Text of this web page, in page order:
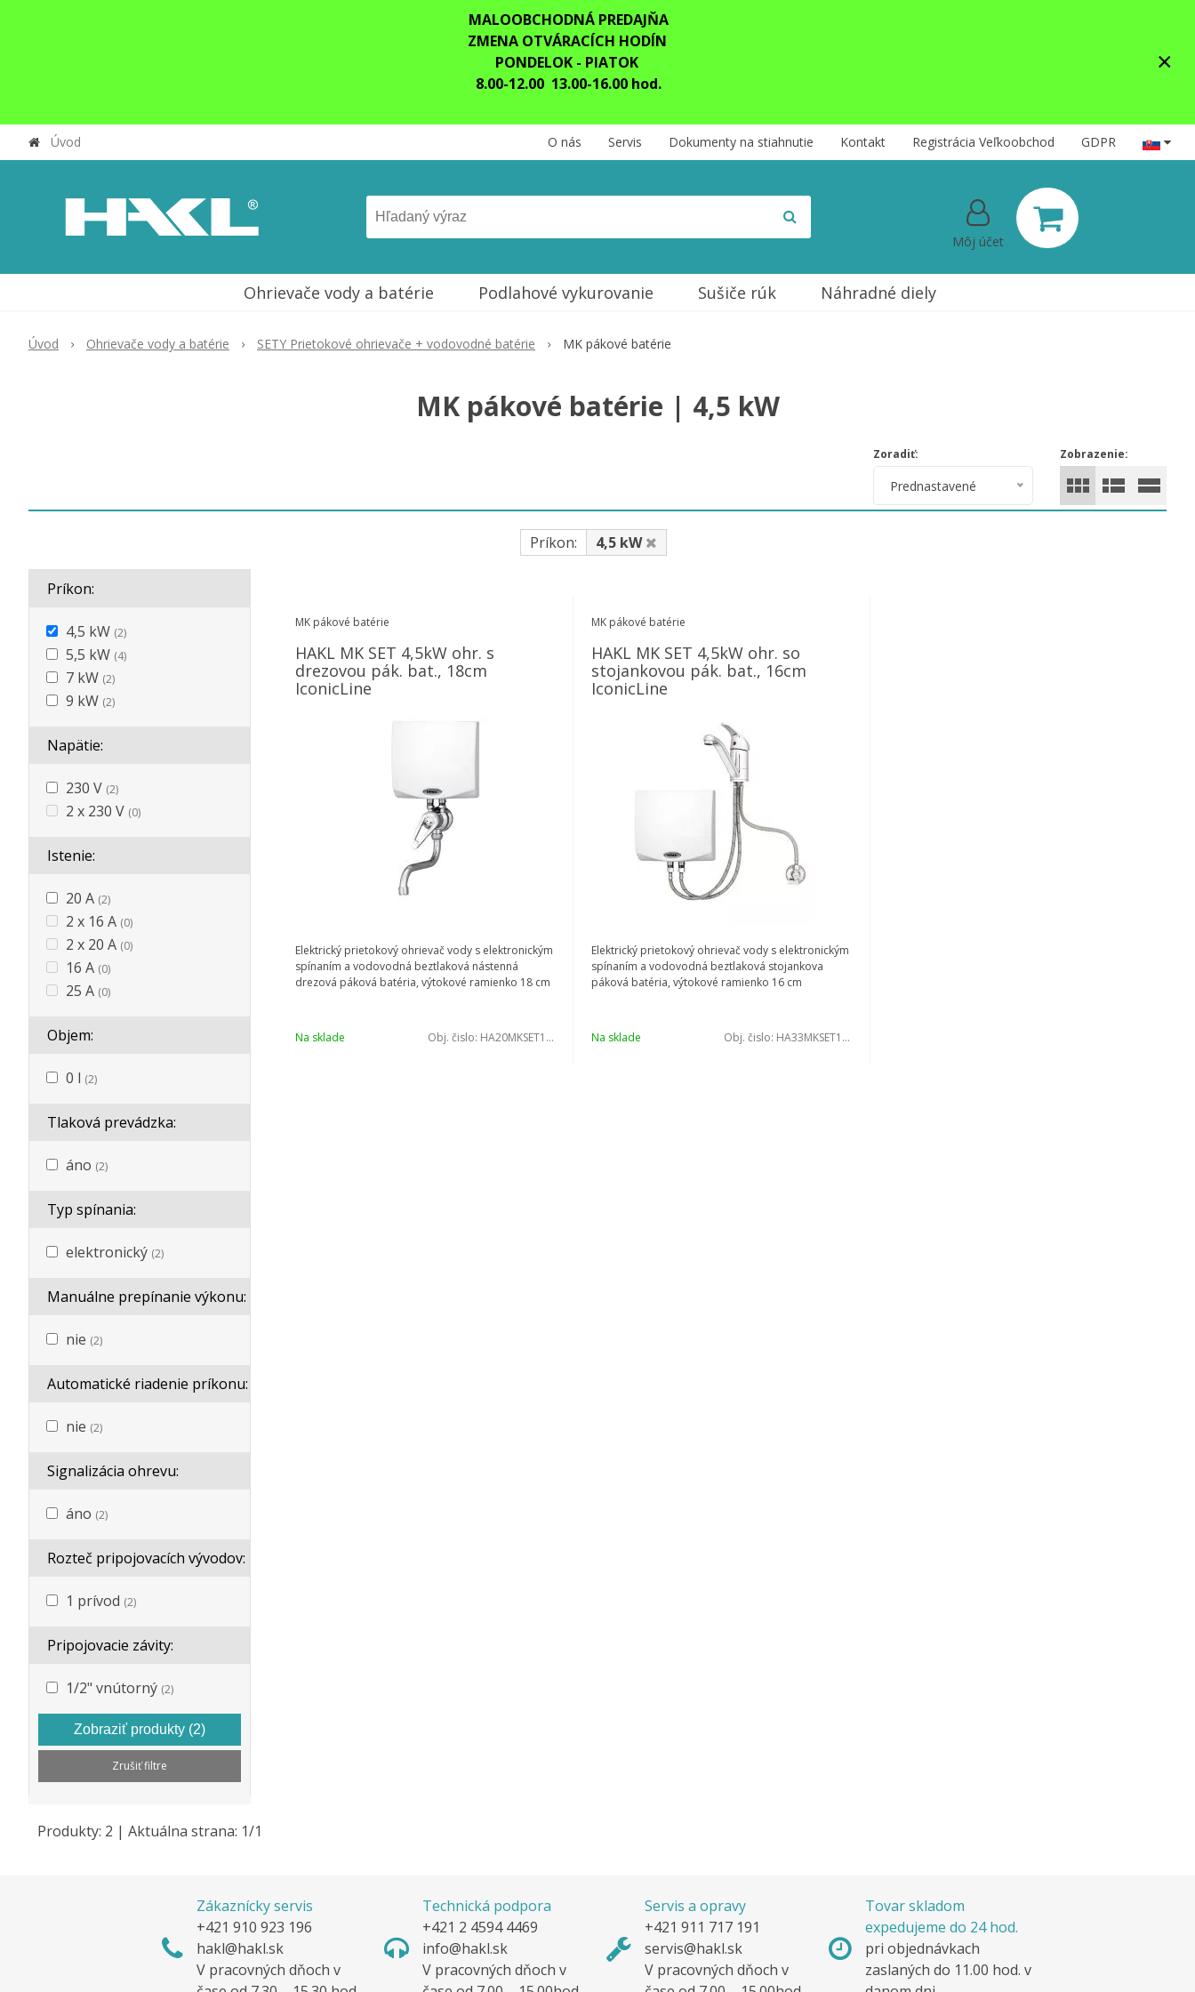
MALOOBCHODNÁ PREDAJŇA
ZMENA OTVÁRACÍCH HODÍN
PONDELOK - PIATOK
8.00-12.00 13.00-16.00 hod.
×
Úvod O nás Servis Dokumenty na stiahnutie Kontakt Registrácia Veľkoobchod GDPR
Môj účet
Ohrievače vody a batérie Podlahové vykurovanie Sušiče rúk Náhradné diely
Úvod Ohrievače vody a batérie SETY Prietokové ohrievače + vodovodné batérie MK pákové batérie
MK pákové batérie | 4,5 kW
Zobrazenie:
Zoradiť:
Prednastavené
Príkon: 4,5 kW
Príkon:
4,5 kW (2)
5,5 kW (4)
7 kW (2)
9 kW (2)
Napätie:
230 V (2)
2 x 230 V (0)
Istenie:
20 A (2)
2 x 16 A (0)
2 x 20 A (0)
16 A (0)
25 A (0)
Objem:
0 l (2)
Tlaková prevádzka:
áno (2)
Typ spínania:
elektronický (2)
Manuálne prepínanie výkonu:
nie (2)
Automatické riadenie príkonu:
nie (2)
Signalizácia ohrevu:
áno (2)
Rozteč pripojovacích vývodov:
1 prívod (2)
Pripojovacie závity:
1/2" vnútorný (2)
Zobraziť produkty (2)
Zrušiť filtre
MK pákové batérie
HAKL MK SET 4,5kW ohr. s
drezovou pák. bat., 18cm
IconicLine
Elektrický prietokový ohrievač vody s elektronickým
spínaním a vodovodná beztlaková nástenná
drezová páková batéria, výtokové ramienko 18 cm
Na sklade Obj. čislo: HA20MKSET1145
MK pákové batérie
HAKL MK SET 4,5kW ohr. so
stojankovou pák. bat., 16cm
IconicLine
Elektrický prietokový ohrievač vody s elektronickým
spínaním a vodovodná beztlaková stojankova
páková batéria, výtokové ramienko 16 cm
Na sklade Obj. čislo: HA33MKSET1145
Produkty: 2 | Aktuálna strana: 1/1
Zákaznícky servis
+421 910 923 196
hakl@hakl.sk
V pracovných dňoch v
Technická podpora
+421 2 4594 4469
info@hakl.sk
V pracovných dňoch v
Servis a opravy
+421 911 717 191
servis@hakl.sk
V pracovných dňoch v
Tovar skladom
expedujeme do 24 hod.
pri objednávkach
zaslaných do 11.00 hod. v